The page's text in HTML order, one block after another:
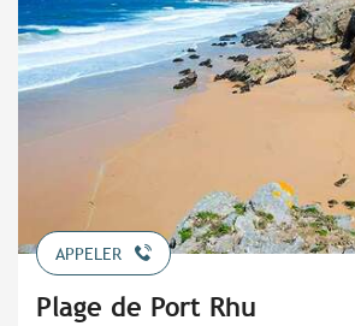
APPELER
Plage de Port Rhu